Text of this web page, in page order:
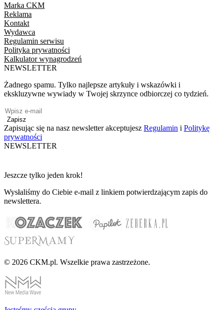
Marka CKM
Reklama
Kontakt
Wydawca
Regulamin serwisu
Polityka prywatności
Kalkulator wynagrodzeń
NEWSLETTER
Żadnego spamu. Tylko najlepsze artykuły i wskazówki i
ekskluzywne wywiady w Twojej skrzynce odbiorczej co tydzień.
Zapisz
Zapisując się na nasz newsletter akceptujesz Regulamin i Politykę
prywatności
NEWSLETTER
Jeszcze tylko jeden krok!
Wysłaliśmy do Ciebie e-mail z linkiem potwierdzającym zapis do
newslettera.
© 2026 CKM.pl. Wszelkie prawa zastrzeżone.